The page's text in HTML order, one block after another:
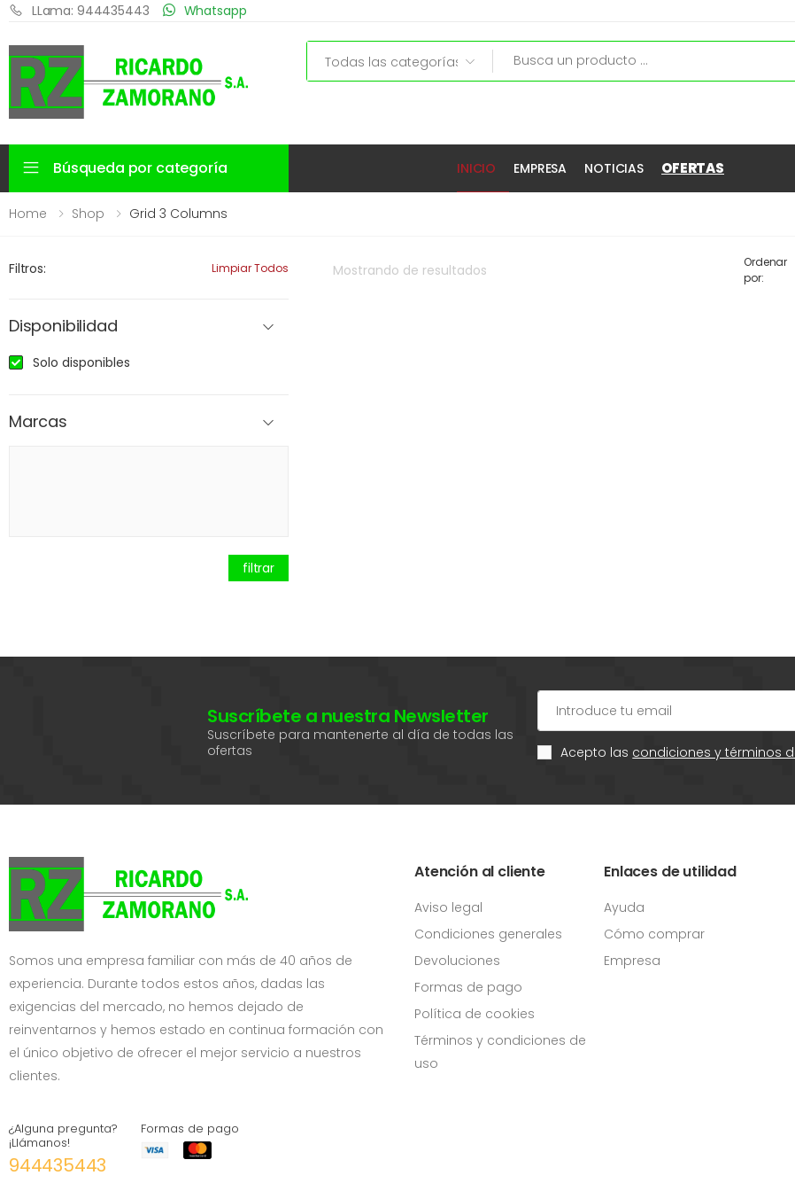
LLama: 944435443 Whatsapp
Search
Búsqueda por categoría INICIO EMPRESA NOTICIAS OFERTAS
Home Shop Grid 3 Columns
Mostrando de resultados
Ordenar
por:
Filtros: Limpiar Todos
Disponibilidad
Solo disponibles
Marcas
filtrar
Suscríbete a nuestra Newsletter
Suscríbete para mantenerte al día de todas las
ofertas
Acepto las condiciones y términos
Somos una empresa familiar con más de 40 años de
experiencia. Durante todos estos años, dadas las
exigencias del mercado, no hemos dejado de
reinventarnos y hemos estado en continua formación con
el único objetivo de ofrecer el mejor servicio a nuestros
clientes.
¿Alguna pregunta?
¡Llámanos!
944435443
Formas de pago
Atención al cliente
Aviso legal
Condiciones generales
Devoluciones
Formas de pago
Política de cookies
Términos y condiciones de
uso
Enlaces de utilidad
Ayuda
Cómo comprar
Empresa